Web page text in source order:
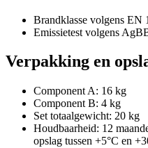
Brandklasse volgens EN
Emissietest volgens
Verpakking en
Component A: 16 kg
Component B: 4 kg
Set totaalgewicht: 20 kg
Houdbaarheid: 12
opslag tussen +5°C en